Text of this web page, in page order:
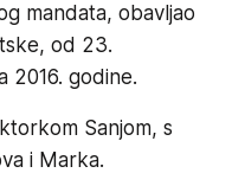
mandata, obavljao
od 23.
2016. godine.
Sanjom, s
i Marka.